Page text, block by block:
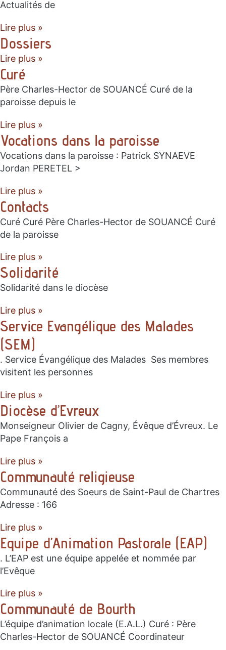
Actualités de
Lire plus »
Dossiers
Lire plus »
Curé
Père Charles-Hector de SOUANCÉ Curé de la
paroisse depuis le
Lire plus »
Vocations dans la paroisse
Vocations dans la paroisse : Patrick SYNAEVE
Jordan PERETEL >
Lire plus »
Contacts
Curé Curé Père Charles-Hector de SOUANCÉ Curé
de la paroisse
Lire plus »
Solidarité
Solidarité dans le diocèse
Lire plus »
Service Evangélique des Malades
(SEM)
. Service Évangélique des Malades Ses membres
visitent les personnes
Lire plus »
Diocèse d’Evreux
Monseigneur Olivier de Cagny, Évêque d’Évreux. Le
Pape François a
Lire plus »
Communauté religieuse
Communauté des Soeurs de Saint-Paul de Chartres
Adresse : 166
Lire plus »
Equipe d’Animation Pastorale (EAP)
. L’EAP est une équipe appelée et nommée par
l’Evêque
Lire plus »
Communauté de Bourth
L’équipe d’animation locale (E.A.L.) Curé : Père
Charles-Hector de SOUANCÉ Coordinateur